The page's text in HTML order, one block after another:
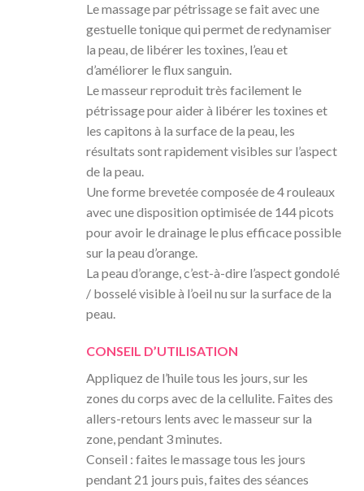
Le massage par pétrissage se fait avec une
gestuelle tonique qui permet de redynamiser
la peau, de libérer les toxines, l’eau et
d’améliorer le flux sanguin.
Le masseur reproduit très facilement le
pétrissage pour aider à libérer les toxines et
les capitons à la surface de la peau, les
résultats sont rapidement visibles sur l’aspect
de la peau.
Une forme brevetée composée de 4 rouleaux
avec une disposition optimisée de 144 picots
pour avoir le drainage le plus efficace possible
sur la peau d’orange.
La peau d’orange, c’est-à-dire l’aspect gondolé
/ bosselé visible à l’oeil nu sur la surface de la
peau.
CONSEIL D’UTILISATION
Appliquez de l’huile tous les jours, sur les
zones du corps avec de la cellulite. Faites des
allers-retours lents avec le masseur sur la
zone, pendant 3 minutes.
Conseil : faites le massage tous les jours
pendant 21 jours puis, faites des séances